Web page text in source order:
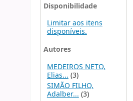
Disponibilidade
Limitar aos itens
disponíveis.
Autores
MEDEIROS NETO,
Elias... (3)
SIMÃO FILHO,
Adalber...(3)